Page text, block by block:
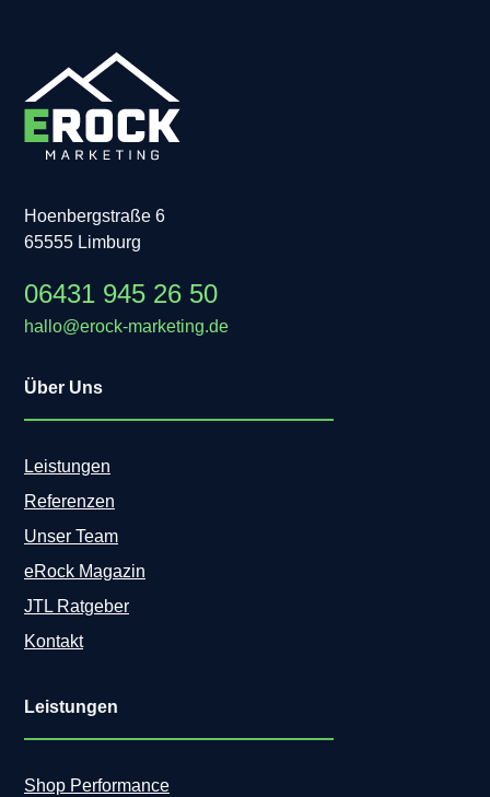
Hoenbergstraße 6
65555 Limburg
06431 945 26 50
hallo@erock-marketing.de
Über Uns
Leistungen
Referenzen
Unser Team
eRock Magazin
JTL Ratgeber
Kontakt
Leistungen
Shop Performance